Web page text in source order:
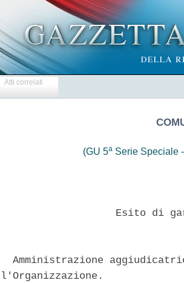
Atti correlati
(GU 5a Serie Speciale
Esito di
Amministrazione
l'Organizzazione.